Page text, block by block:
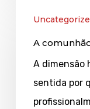
comunhão
com
outros
A
A dimensão
sentida por